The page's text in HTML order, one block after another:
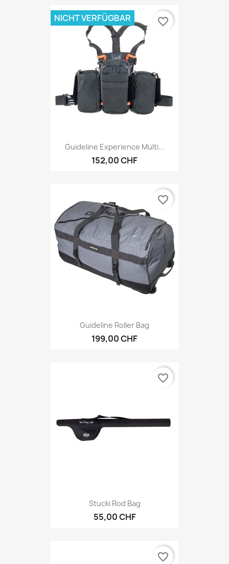
Guideline Experience Multi...
152,00 CHF
NICHT VERFÜGBAR favorite_border
Guideline Roller Bag
199,00 CHF
favorite_border
Stucki Rod Bag
55,00 CHF
favorite_border
favorite_border